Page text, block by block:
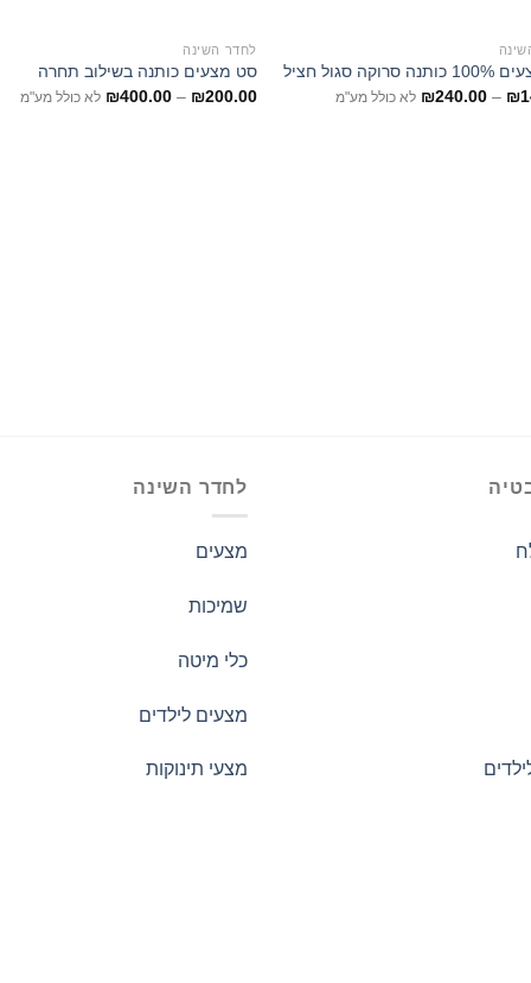
סגול חציל
₪
–
₪240.00 לא כולל מע"מ
לחדר השינה
סט מצעים כותנה בשילוב תחרה
₪200.00
–
₪400.00 לא כולל מע"מ
לחדר השינה
מצעים
שמיכות
כלי מיטה
מצעים לילדים
מצעי תינוקות